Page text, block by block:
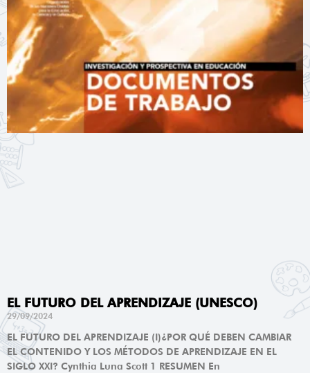
EL FUTURO DEL APRENDIZAJE (UNESCO)
29/09/2024
EL FUTURO DEL APRENDIZAJE (I)¿POR QUÉ DEBEN CAMBIAR
EL CONTENIDO Y LOS MÉTODOS DE APRENDIZAJE EN EL
SIGLO XXI? Cynthia Luna Scott 1 RESUMEN En